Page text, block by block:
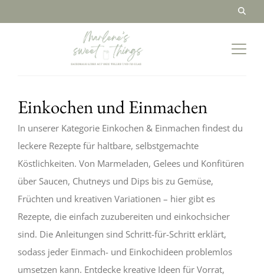
Einkochen und Einmachen
In unserer Kategorie Einkochen & Einmachen findest du
leckere Rezepte für haltbare, selbstgemachte
Köstlichkeiten. Von Marmeladen, Gelees und Konfitüren
über Saucen, Chutneys und Dips bis zu Gemüse,
Früchten und kreativen Variationen – hier gibt es
Rezepte, die einfach zuzubereiten und einkochsicher
sind. Die Anleitungen sind Schritt-für-Schritt erklärt,
sodass jeder Einmach- und Einkochideen problemlos
umsetzen kann. Entdecke kreative Ideen für Vorrat,